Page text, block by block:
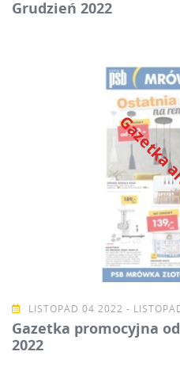
Grudzień 2022
LISTOPAD 04 2022 -
Gazetka promocyjna od
2022